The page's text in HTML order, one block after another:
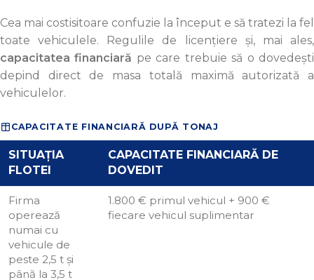
Cea mai costisitoare confuzie la început e să tratezi la fel
toate vehiculele. Regulile de licențiere și, mai ales,
capacitatea financiară pe care trebuie să o dovedești
depind direct de masa totală maximă autorizată a
vehiculelor.
CAPACITATE FINANCIARĂ DUPĂ TONAJ
SITUAȚIA
FLOTEI
CAPACITATE FINANCIARĂ DE
DOVEDIT
Firma
operează
numai cu
vehicule de
peste 2,5 t și
până la 3,5 t
1.800 € primul vehicul + 900 €
fiecare vehicul suplimentar